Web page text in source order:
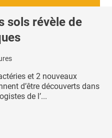
sols révèle de
et 2 nouveaux
d’être découverts dans
de l’...